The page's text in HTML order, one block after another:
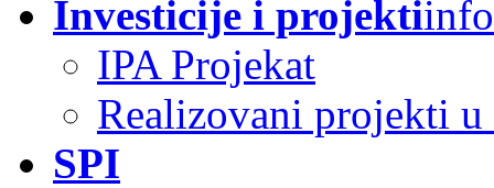
Investicije i projektiinfo
IPA Projekat
Realizovani projekti u
SPI